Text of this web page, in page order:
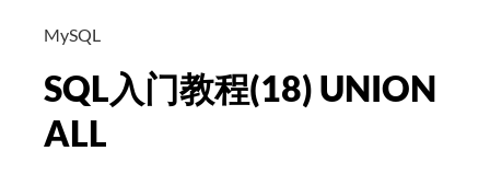
MySQL
SQL入门教程(18) UNION
ALL